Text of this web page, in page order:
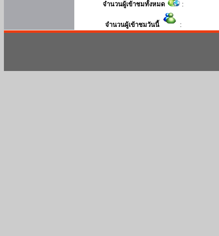
จำนวนผู้เข้าชมทั้งหมด :
จำนวนผู้เข้าชมวันนี้ :